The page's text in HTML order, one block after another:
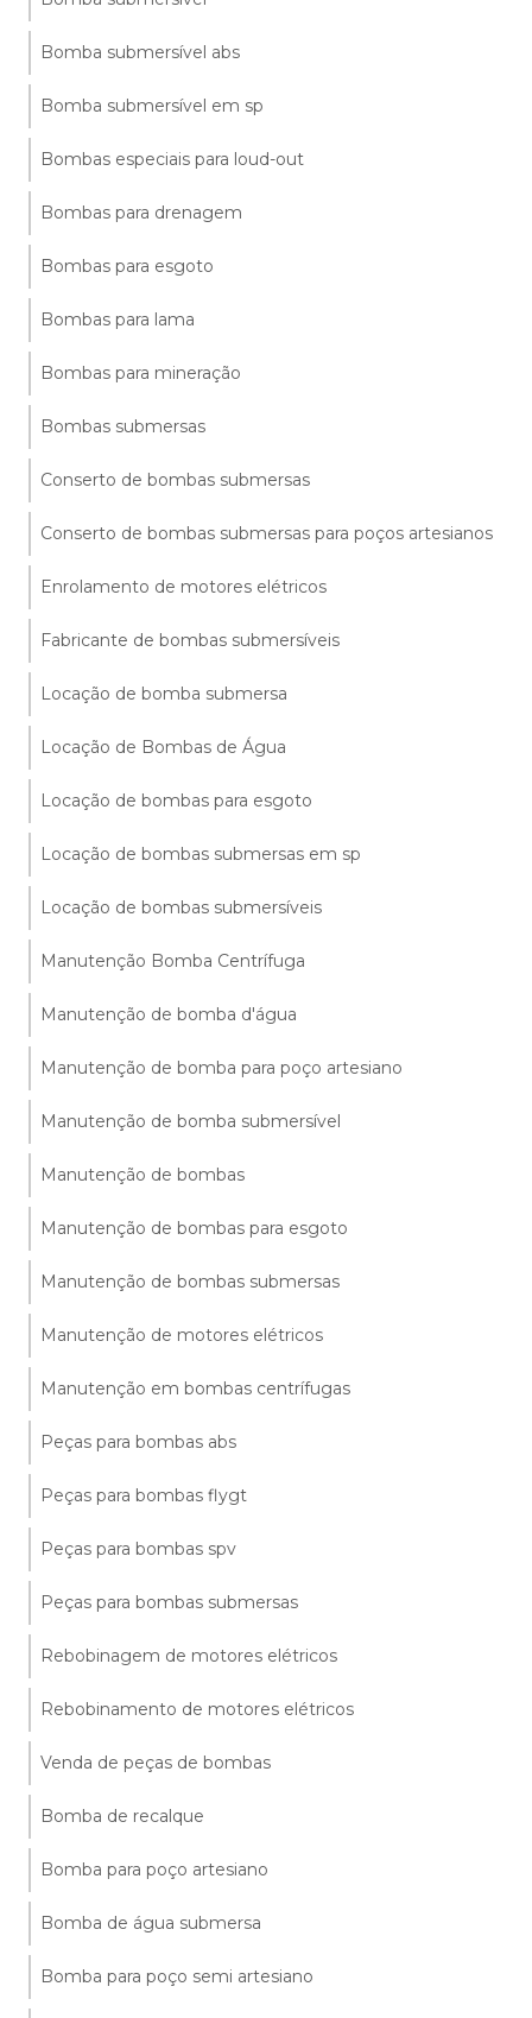
Bomba submersível abs
Bomba submersível em sp
Bombas especiais para loud-out
Bombas para drenagem
Bombas para esgoto
Bombas para lama
Bombas para mineração
Bombas submersas
Conserto de bombas submersas
Conserto de bombas submersas para poços artesianos
Enrolamento de motores elétricos
Fabricante de bombas submersíveis
Locação de bomba submersa
Locação de Bombas de Água
Locação de bombas para esgoto
Locação de bombas submersas em sp
Locação de bombas submersíveis
Manutenção Bomba Centrífuga
Manutenção de bomba d'água
Manutenção de bomba para poço artesiano
Manutenção de bomba submersível
Manutenção de bombas
Manutenção de bombas para esgoto
Manutenção de bombas submersas
Manutenção de motores elétricos
Manutenção em bombas centrífugas
Peças para bombas abs
Peças para bombas flygt
Peças para bombas spv
Peças para bombas submersas
Rebobinagem de motores elétricos
Rebobinamento de motores elétricos
Venda de peças de bombas
Bomba de recalque
Bomba para poço artesiano
Bomba de água submersa
Bomba para poço semi artesiano